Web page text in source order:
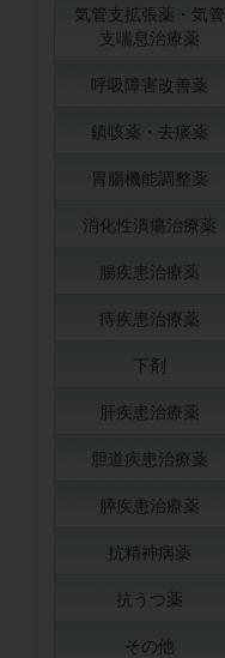
気管支拡張薬・気管
支喘息治療薬
呼吸障害改善薬
鎮咳薬・去痰薬
胃腸機能調整薬
消化性潰瘍治療薬
腸疾患治療薬
痔疾患治療薬
下剤
肝疾患治療薬
胆道疾患治療薬
膵疾患治療薬
抗精神病薬
抗うつ薬
その他